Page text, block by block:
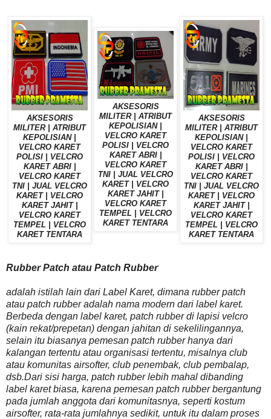
AKSESORIS
MILITER | ATRIBUT
KEPOLISIAN |
VELCRO KARET
POLISI | VELCRO
KARET ABRI |
VELCRO KARET
TNI | JUAL VELCRO
KARET | VELCRO
KARET JAHIT |
VELCRO KARET
TEMPEL | VELCRO
KARET TENTARA
AKSESORIS
MILITER | ATRIBUT
KEPOLISIAN |
VELCRO KARET
POLISI | VELCRO
KARET ABRI |
VELCRO KARET
TNI | JUAL VELCRO
KARET | VELCRO
KARET JAHIT |
VELCRO KARET
TEMPEL | VELCRO
KARET TENTARA
AKSESORIS
MILITER | ATRIBUT
KEPOLISIAN |
VELCRO KARET
POLISI | VELCRO
KARET ABRI |
VELCRO KARET
TNI | JUAL VELCRO
KARET | VELCRO
KARET JAHIT |
VELCRO KARET
TEMPEL | VELCRO
KARET TENTARA
Rubber Patch atau Patch Rubber
adalah istilah lain dari Label Karet, dimana rubber patch
atau patch rubber adalah nama modern dari label karet.
Berbeda dengan label karet, patch rubber di lapisi velcro
(kain rekat/prepetan) dengan jahitan di sekelilingannya,
selain itu biasanya pemesan patch rubber hanya dari
kalangan tertentu atau organisasi tertentu, misalnya club
atau komunitas airsofter, club penembak, club pembalap,
dsb.Dari sisi harga, patch rubber lebih mahal dibanding
label karet biasa, karena pemesan patch rubber bergantung
pada jumlah anggota dari komunitasnya, seperti kostum
airsofter, rata-rata jumlahnya sedikit, untuk itu dalam proses